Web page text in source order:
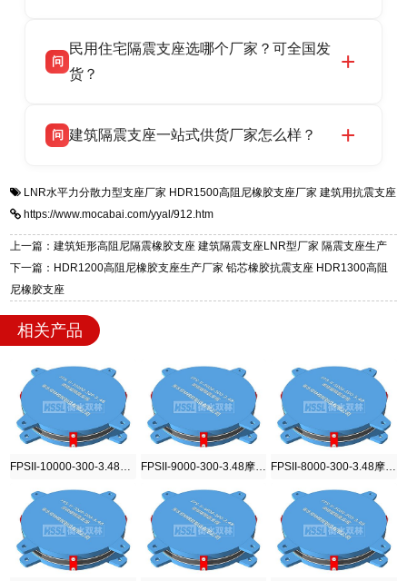
货，厂家电话：13323182312，地址迎宾大街 9
号北方工业基地。
高新区北方工业基地迎宾大街 9 号，是专业隔震
支座源头工厂，生产 LRB 铅芯、LNR 天然、
问
民用住宅隔震支座选哪个厂家？可全国发
货？
适用于民用住宅隔震工程，实体工厂现货充足，
震支座，电话：13323182312，地址：衡水高新
区迎宾大街 9 号。
问 建筑隔震支座一站式供货厂家怎么样？
一站式供货厂家，拥有多年行业生产经验，国标
标准生产 LRB/LNR/HDR/FPS 全系列支座，资
质、检测报告完备，提供选型、深化、供货、安
装指导全套服务，厂址衡水高新区北方工业基地
LNR水平力分散力型支座厂家 HDR1500高阻尼橡胶支座厂家 建筑用抗震支座
https://www.mocabai.com/yyal/912.htm
上一篇：建筑矩形高阻尼隔震橡胶支座 建筑隔震支座LNR型厂家 隔震支座生产
下一篇：HDR1200高阻尼橡胶支座生产厂家 铅芯橡胶抗震支座 HDR1300高阻
尼橡胶支座
相关产品
FPSII-9000-300-3.48摩擦摆隔震支座